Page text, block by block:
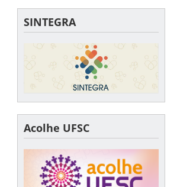
SINTEGRA
Acolhe UFSC